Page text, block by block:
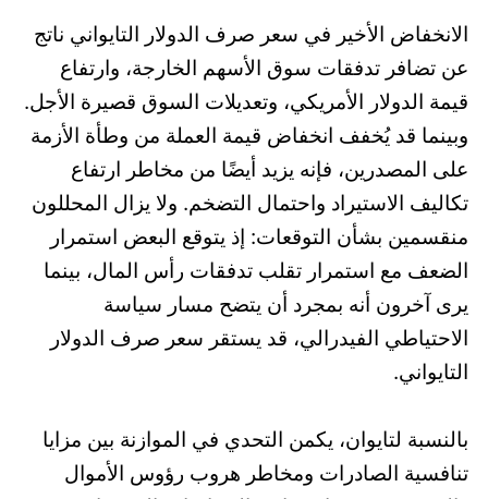
الانخفاض الأخير في سعر صرف الدولار التايواني ناتج
عن تضافر تدفقات سوق الأسهم الخارجة، وارتفاع
قيمة الدولار الأمريكي، وتعديلات السوق قصيرة الأجل.
وبينما قد يُخفف انخفاض قيمة العملة من وطأة الأزمة
على المصدرين، فإنه يزيد أيضًا من مخاطر ارتفاع
تكاليف الاستيراد واحتمال التضخم. ولا يزال المحللون
منقسمين بشأن التوقعات: إذ يتوقع البعض استمرار
الضعف مع استمرار تقلب تدفقات رأس المال، بينما
يرى آخرون أنه بمجرد أن يتضح مسار سياسة
الاحتياطي الفيدرالي، قد يستقر سعر صرف الدولار
التايواني.
بالنسبة لتايوان، يكمن التحدي في الموازنة بين مزايا
تنافسية الصادرات ومخاطر هروب رؤوس الأموال